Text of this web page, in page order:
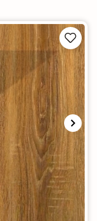

